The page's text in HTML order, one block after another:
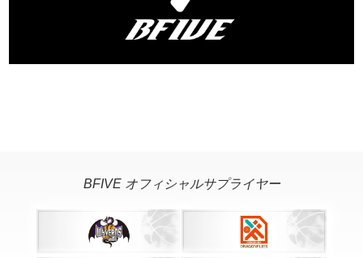
BFIVE オフィシャルサプライヤー